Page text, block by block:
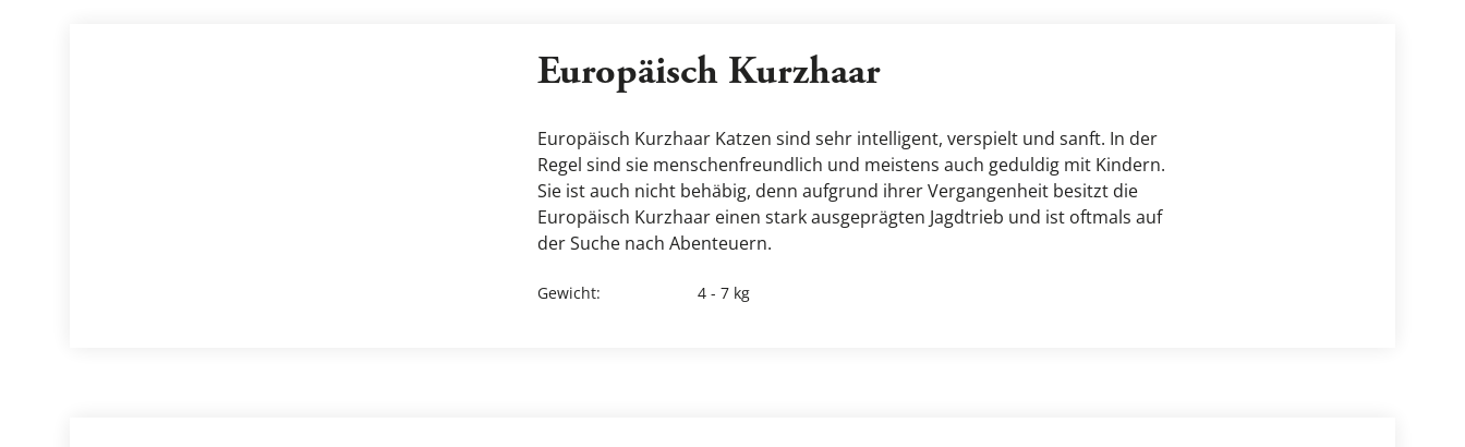
Europäisch Kurzhaar
Europäisch Kurzhaar Katzen sind sehr intelligent, verspielt und sanft. In der
Regel sind sie menschenfreundlich und meistens auch geduldig mit Kindern.
Sie ist auch nicht behäbig, denn aufgrund ihrer Vergangenheit besitzt die
Europäisch Kurzhaar einen stark ausgeprägten Jagdtrieb und ist oftmals auf
der Suche nach Abenteuern.
Gewicht: 4 - 7 kg